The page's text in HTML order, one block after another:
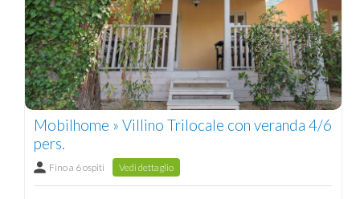
Mobilhome » Villino Trilocale con veranda 4/6
pers.
Fino a 6 ospiti Vedi dettaglio